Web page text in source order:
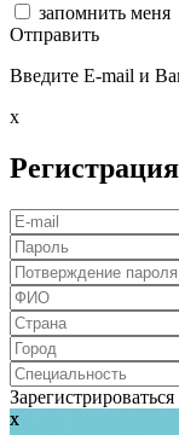
запомнить меня
Отправить
Введите E-mail и
x
Регистрация
Зарегистрироваться
x
x